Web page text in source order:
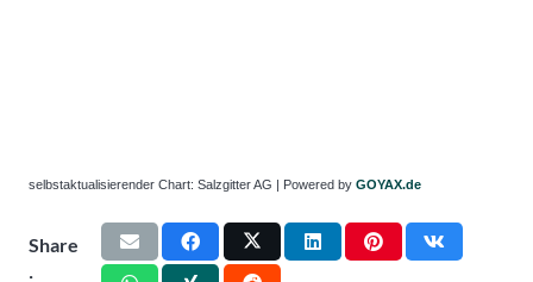
selbstaktualisierender Chart: Salzgitter AG | Powered by GOYAX.de
Share